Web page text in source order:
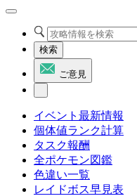
検索
ご意見
イベント最新情報
個体値ランク計算
タスク報酬
全ポケモン図鑑
色違い一覧
レイドボス早見表